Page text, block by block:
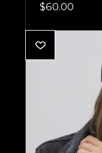
$60.00